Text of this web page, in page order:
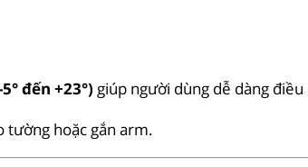
đến +23°) giúp người dùng dễ dàng
tường hoặc gắn arm.